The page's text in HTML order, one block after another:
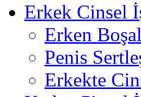
Erkek Cinsel
Erken
Penis
Erkekte